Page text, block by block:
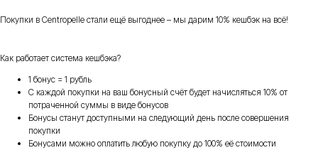
Покупки в Centropelle стали ещё выгоднее – мы дарим 10% кешбэк на всё!
Как работает система кешбэка?
1 бонус = 1 рубль
С каждой покупки на ваш бонусный счёт будет начисляться 10% от
потраченной суммы в виде бонусов
Бонусы станут доступными на следующий день после совершения
покупки
Бонусами можно оплатить любую покупку до 100% её стоимости